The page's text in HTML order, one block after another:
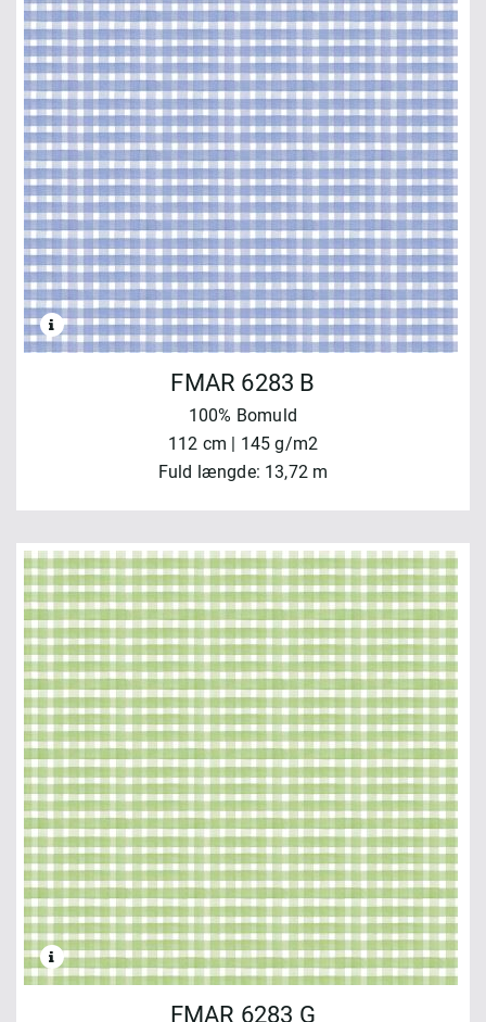
FMAR 6283 B
100% Bomuld
112 cm | 145 g/m2
Fuld længde: 13,72 m
FMAR 6283 G